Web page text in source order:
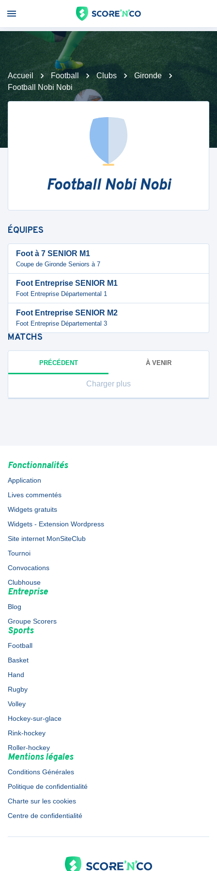
Accueil Football Clubs
Gironde
Football Nobi Nobi
Football Nobi Nobi
ÉQUIPES
Foot à 7 SENIOR M1
Coupe de Gironde Seniors à 7
Foot Entreprise SENIOR M1
Foot Entreprise Départemental 1
Foot Entreprise SENIOR M2
Foot Entreprise Départemental 3
MATCHS
PRÉCÉDENT À VENIR
Charger plus
Fonctionnalités
Application
Lives commentés
Widgets gratuits
Widgets - Extension Wordpress
Site internet MonSiteClub
Tournoi
Convocations
Clubhouse
Entreprise
Blog
Groupe Scorers
Sports
Football
Basket
Hand
Rugby
Volley
Hockey-sur-glace
Rink-hockey
Roller-hockey
Mentions légales
Conditions Générales
Politique de confidentialité
Charte sur les cookies
Centre de confidentialité